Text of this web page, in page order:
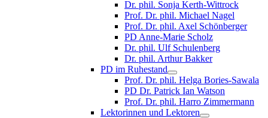
Dr. phil. Sonja Kerth-Wittrock
Prof. Dr. phil. Michael Nagel
Prof. Dr. phil. Axel Schönberger
PD Anne-Marie Scholz
Dr. phil. Ulf Schulenberg
Dr. phil. Arthur Bakker
PD im Ruhestand
Prof. Dr. phil. Helga Bories-Sawala
PD Dr. Patrick Ian Watson
Prof. Dr. phil. Harro Zimmermann
Lektorinnen und Lektoren